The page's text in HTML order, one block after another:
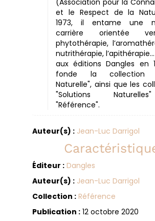
et le Respect de la
1973, il entame une
carrière orientée
phytothérapie,
nutrithérapie,
aux éditions Dangles en
fonde la collection
Naturelle", ainsi que les
"Solutions
"Référence".
Auteur(s) : Jean-Luc Darrigol
Éditeur : Dangles
Auteur(s) : Jean-Luc Darrigol
Collection : Référence
Publication :12 octobre 2020